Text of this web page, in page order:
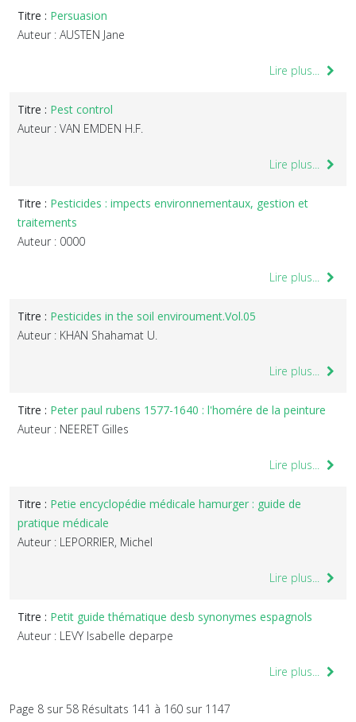
Titre : Persuasion
Auteur : AUSTEN Jane
Lire plus...
Titre : Pest control
Auteur : VAN EMDEN H.F.
Lire plus...
Titre : Pesticides : impects environnementaux, gestion et
traitements
Auteur : 0000
Lire plus...
Titre : Pesticides in the soil enviroument.Vol.05
Auteur : KHAN Shahamat U.
Lire plus...
Titre : Peter paul rubens 1577-1640 : l'homére de la peinture
Auteur : NEERET Gilles
Lire plus...
Titre : Petie encyclopédie médicale hamurger : guide de
pratique médicale
Auteur : LEPORRIER, Michel
Lire plus...
Titre : Petit guide thématique desb synonymes espagnols
Auteur : LEVY Isabelle deparpe
Lire plus...
Page 8 sur 58 Résultats 141 à 160 sur 1147